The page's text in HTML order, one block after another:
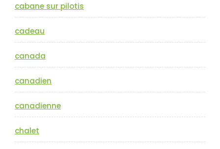
cabane sur pilotis
cadeau
canada
canadien
canadienne
chalet